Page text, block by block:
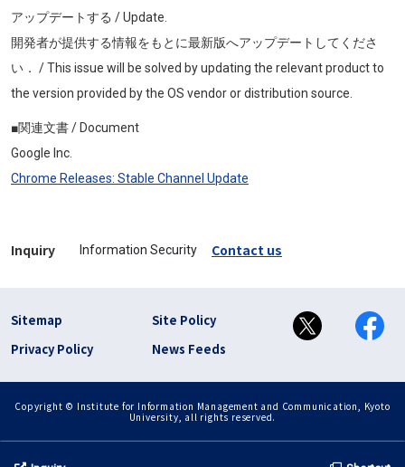
アップデートする / Update.
開発者が提供する情報をもとに最新版へアップデートしてくださ
い． / This issue will be solved by updating the relevant product to
the version provided by the OS vendor or distribution source.
■関連文書 / Document
Google Inc.
Chrome Releases: Stable Channel Update
Inquiry Information Security Contact us
フッター リンク(en)
Sitemap
Site Policy
Privacy Policy
News Feeds
Copyright © Institute for Information Management and Communication, Kyoto
University, all rights reserved.